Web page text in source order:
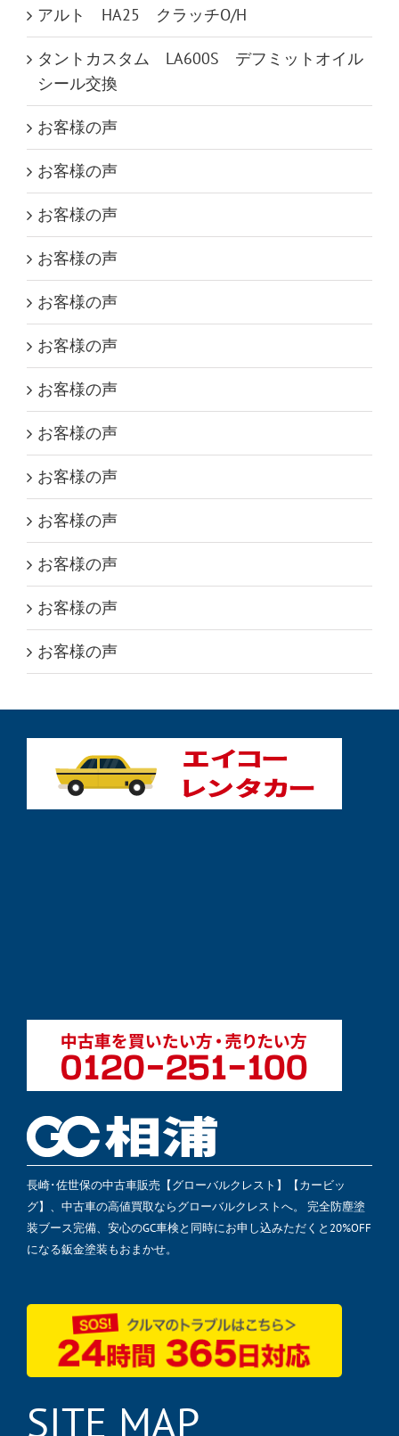
アルト HA25 クラッチO/H
タントカスタム LA600S デフミットオイル
シール交換
お客様の声
お客様の声
お客様の声
お客様の声
お客様の声
お客様の声
お客様の声
お客様の声
お客様の声
お客様の声
お客様の声
お客様の声
お客様の声
長崎･佐世保の中古車販売【グローバルクレスト】【カービッ
グ】、中古車の高値買取ならグローバルクレストへ。 完全防塵塗
装ブース完備、安心のGC車検と同時にお申し込みただくと20%OFF
になる鈑金塗装もおまかせ。
SITE MAP